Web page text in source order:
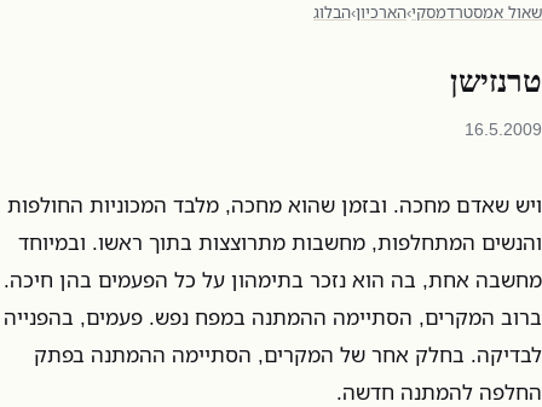
שאול אמסטרדמסקי›הארכיון›הבלוג
טרנזישן
16.5.2009
ויש שאדם מחכה. ובזמן שהוא מחכה, מלבד המכוניות החולפות
והנשים המתחלפות, מחשבות מתרוצצות בתוך ראשו. ובמיוחד
מחשבה אחת, בה הוא נזכר בתימהון על כל הפעמים בהן חיכה.
ברוב המקרים, הסתיימה ההמתנה במפח נפש. פעמים, בהפנייה
לבדיקה. בחלק אחר של המקרים, הסתיימה ההמתנה בפתק
החלפה להמתנה חדשה.